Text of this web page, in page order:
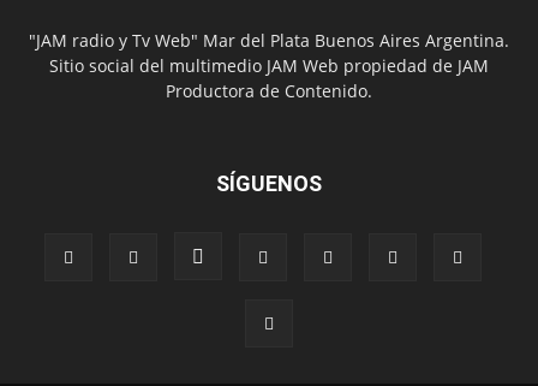
"JAM radio y Tv Web" Mar del Plata Buenos Aires Argentina.
Sitio social del multimedio JAM Web propiedad de JAM
Productora de Contenido.
SÍGUENOS